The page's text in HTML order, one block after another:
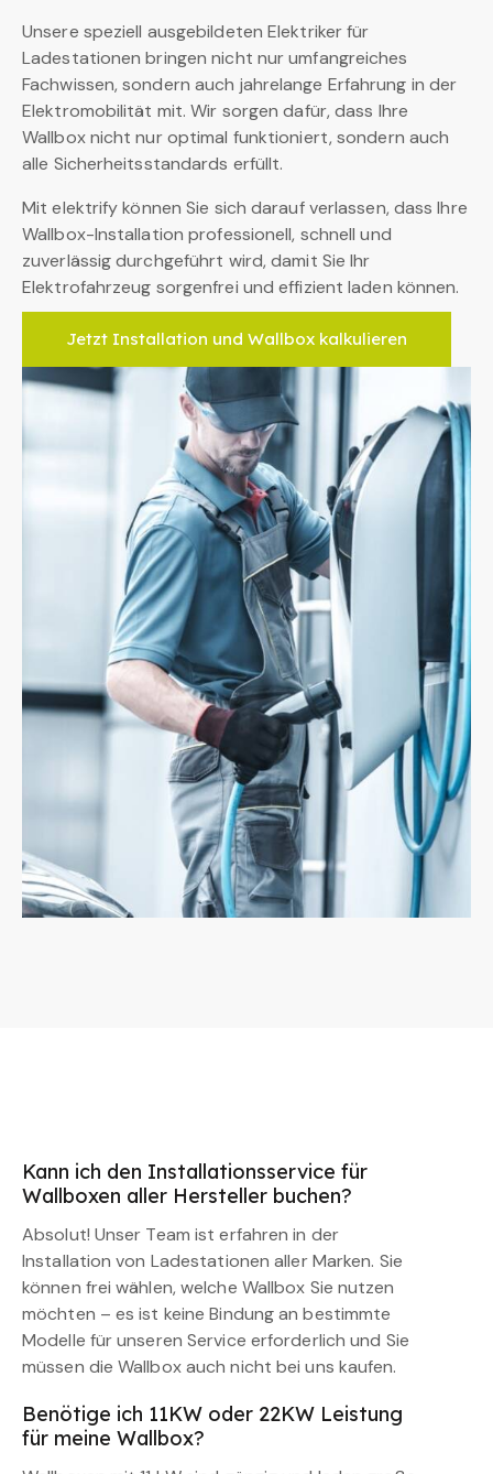
Unsere speziell ausgebildeten Elektriker für
Ladestationen bringen nicht nur umfangreiches
Fachwissen, sondern auch jahrelange Erfahrung in der
Elektromobilität mit. Wir sorgen dafür, dass Ihre
Wallbox nicht nur optimal funktioniert, sondern auch
alle Sicherheitsstandards erfüllt.
Mit elektrify können Sie sich darauf verlassen, dass Ihre
Wallbox-Installation professionell, schnell und
zuverlässig durchgeführt wird, damit Sie Ihr
Elektrofahrzeug sorgenfrei und effizient laden können.
Jetzt Installation und Wallbox kalkulieren
Kann ich den Installationsservice für
Wallboxen aller Hersteller buchen?
Absolut! Unser Team ist erfahren in der
Installation von Ladestationen aller Marken. Sie
können frei wählen, welche Wallbox Sie nutzen
möchten – es ist keine Bindung an bestimmte
Modelle für unseren Service erforderlich und Sie
müssen die Wallbox auch nicht bei uns kaufen.
Benötige ich 11KW oder 22KW Leistung
für meine Wallbox?